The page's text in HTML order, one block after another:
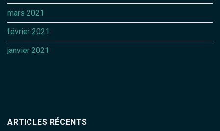
mars 2021
février 2021
janvier 2021
ARTICLES RÉCENTS